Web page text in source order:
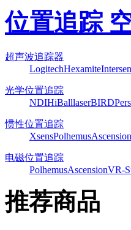
位置追踪
超声波追踪器
LogitechHexamite
光学位置追踪
NDIHiBalllaserBIRD
惯性位置追踪
XsensPolhemusAscension
电磁位置追踪
PolhemusAscensionVR-
推荐商品